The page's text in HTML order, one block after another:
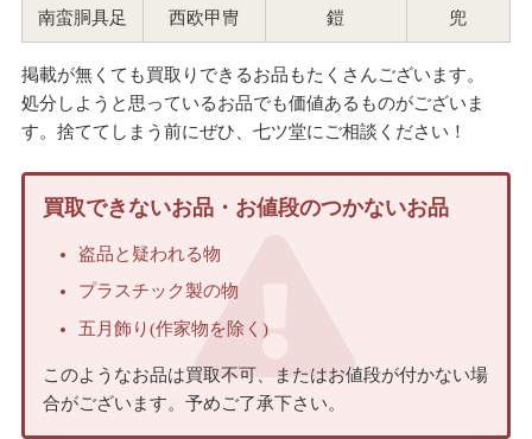
南蛮胴具足 西欧甲冑 鎧 兜
掲載が無くても買取りできるお品もたくさんございます。
処分しようと思っているお品でも価値あるものがございま
す。捨ててしまう前にぜひ、七ツ堂にご相談ください！
買取できないお品・お値段のつかないお品
盗品と疑われる物
プラスチック製の物
五月飾り(作家物を除く)
このようなお品は買取不可、またはお値段が付かない場
合がございます。予めご了承下さい。